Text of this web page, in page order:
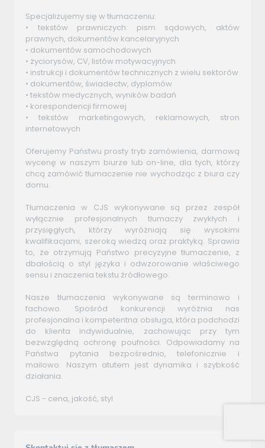
Specjalizujemy się w tłumaczeniu:
• tekstów prawniczych: pism sądowych, aktów
prawnych, dokumentów kancelaryjnych
• dokumentów samochodowych
• życiorysów, CV, listów motywacyjnych
• instrukcji i dokumentów technicznych z wielu sektorów
• dokumentów, świadectw, dyplomów
• tekstów medycznych, wyników badań
• korespondencji firmowej
• tekstów marketingowych, reklamowych, stron
internetowych
Oferujemy Państwu prosty tryb zamówienia, darmową
wycenę w naszym biurze lub on-line, dla tych, którzy
chcą zamówić tłumaczenie nie wychodząc z biura czy
domu.
Tłumaczenia w CJS wykonywane są przez zespół
wyłącznie profesjonalnych tłumaczy zwykłych i
przysięgłych, którzy wyróżniają się wysokimi
kwalifikacjami, szeroką wiedzą oraz praktyką. Sprawia
to, że otrzymują Państwo precyzyjne tłumaczenie, z
dbałością o styl języka i odwzorowanie właściwego
sensu i znaczenia tekstu źródłowego.
Nasze tłumaczenia wykonywane są terminowo i
fachowo. Spośród konkurencji wyróżnia nas
profesjonalna i kompetentna obsługa, która podchodzi
do klienta indywidualnie, zachowując przy tym
bezwzględną ochronę poufności. Odpowiadamy na
Państwa pytania bezpośrednio, telefonicznie i
mailowo. Naszym atutem jest dynamika i szybkość
działania.
CJS - cena, jakość, styl